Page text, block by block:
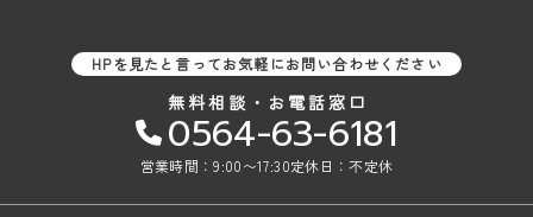
HPを見たと言ってお気軽にお問い合わせください
無料相談・お電話窓口
0564-63-6181
営業時間：9:00〜17:30定休日：不定休